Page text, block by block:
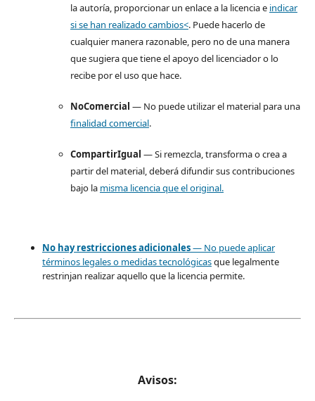
la autoría, proporcionar un enlace a la licencia e indicar
si se han realizado cambios<. Puede hacerlo de
cualquier manera razonable, pero no de una manera
que sugiera que tiene el apoyo del licenciador o lo
recibe por el uso que hace.
NoComercial — No puede utilizar el material para una
finalidad comercial.
CompartirIgual — Si remezcla, transforma o crea a
partir del material, deberá difundir sus contribuciones
bajo la misma licencia que el original.
No hay restricciones adicionales— No puede aplicar
términos legales o medidas tecnológicasque legalmente
restrinjan realizar aquello que la licencia permite.
Avisos: